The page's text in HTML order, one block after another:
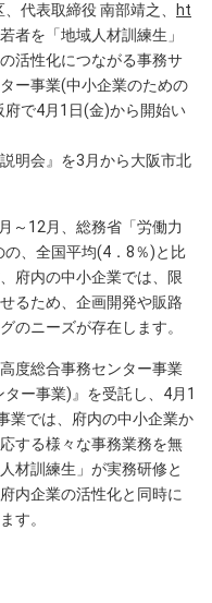
代表取締役 南部靖之、
ht
者を「地域人材訓練生」
活性化につながる事務サ
ー事業(中小企業のための
で4月1日(金)から開始い
明会』を3月から大阪市北
～12月、総務省「労働力
、全国平均(4．8％)と比
府内の中小企業では、限
るため、企画開発や販路
のニーズが存在します。
度総合事務センター事業
ー事業)』を受託し、4月1
業では、府内の中小企業か
する様々な事務業務を無
材訓練生」が実務研修と
内企業の活性化と同時に
す。